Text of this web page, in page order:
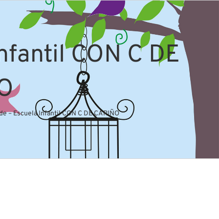
CON C DE
– Escuela Infantil CON C DE CARIÑO